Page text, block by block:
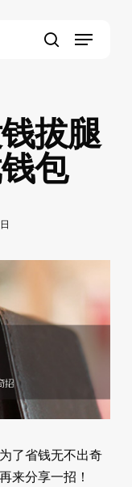
Menu
拔腿
包
了省钱无不出奇
来分享一招！